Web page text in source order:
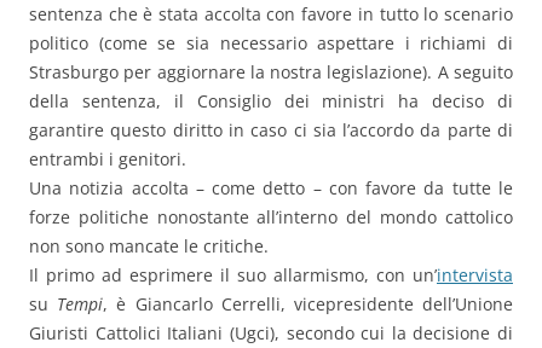
sentenza che è stata accolta con favore in tutto lo scenario
politico (come se sia necessario aspettare i richiami di
Strasburgo per aggiornare la nostra legislazione). A seguito
della sentenza, il Consiglio dei ministri ha deciso di
garantire questo diritto in caso ci sia l’accordo da parte di
entrambi i genitori.
Una notizia accolta – come detto – con favore da tutte le
forze politiche nonostante all’interno del mondo cattolico
non sono mancate le critiche.
Il primo ad esprimere il suo allarmismo, con un’intervista
su Tempi, è Giancarlo Cerrelli, vicepresidente dell’Unione
Giuristi Cattolici Italiani (Ugci), secondo cui la decisione di